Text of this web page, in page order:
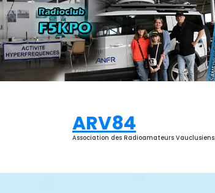
Aller
au
contenu
ARV84
Association des Radioamateurs Vauclusiens